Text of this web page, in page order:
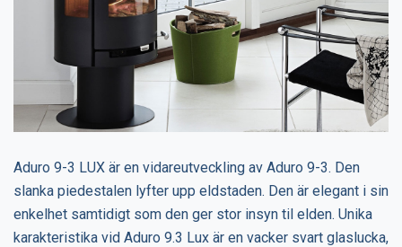
Aduro 9-3 LUX är en vidareutveckling av Aduro 9-3. Den
slanka piedestalen lyfter upp eldstaden. Den är elegant i sin
enkelhet samtidigt som den ger stor insyn til elden. Unika
karakteristika vid Aduro 9.3 Lux är en vacker svart glaslucka,